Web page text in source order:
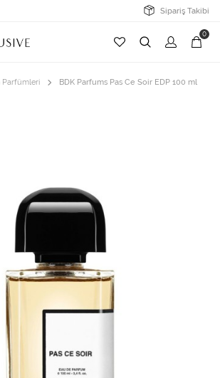
Sipariş Takibi
0
Parfümleri BDK Parfums Pas Ce Soir EDP 100 ml